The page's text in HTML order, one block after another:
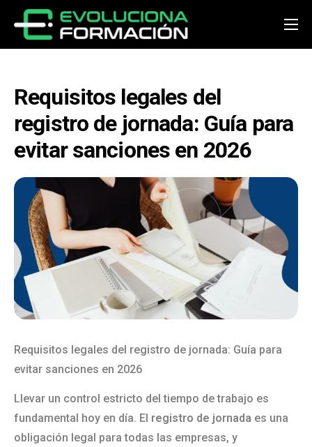
Inicio
Cursos
Preguntas y respuestas
Contacto
Acceder
Requisitos legales del
registro de jornada: Guía para
evitar sanciones en 2026
Requisitos legales del registro de jornada: Guía para
evitar sanciones en 2026
Llevar un control estricto del tiempo de trabajo es
fundamental hoy en día. El registro de jornada es una
obligación legal para todas las empresas, y